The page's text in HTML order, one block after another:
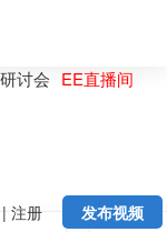
讨会 EE直播间
发布视频
注册